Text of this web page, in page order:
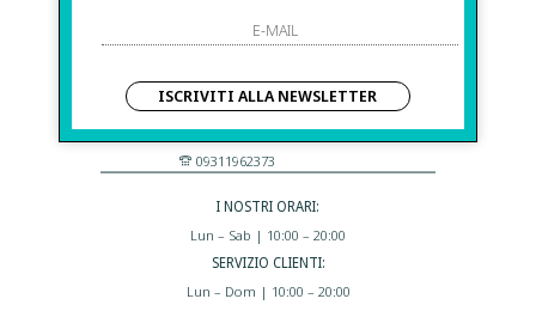
Before S.r.l.s.
Via Della Maestranza , 23
96100 Siracusa - Italia
Eshop@apiedinudinelparcoboutique.com
09311962373
I NOSTRI ORARI:
Lun – Sab | 10:00 – 20:00
SERVIZIO CLIENTI:
Lun – Dom | 10:00 – 20:00
ISCRIVITI ALLA NEWSLETTER